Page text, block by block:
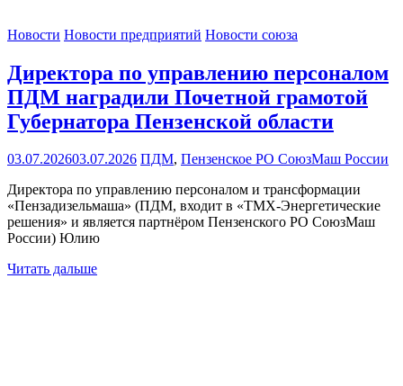
Новости Новости предприятий Новости союза
Директора по управлению персоналом
ПДМ наградили Почетной грамотой
Губернатора Пензенской области
03.07.202603.07.2026 ПДМ, Пензенское РО СоюзМаш России
Директора по управлению персоналом и трансформации
«Пензадизельмаша» (ПДМ, входит в «ТМХ‑Энергетические
решения» и является партнёром Пензенского РО СоюзМаш
России) Юлию
Читать дальше